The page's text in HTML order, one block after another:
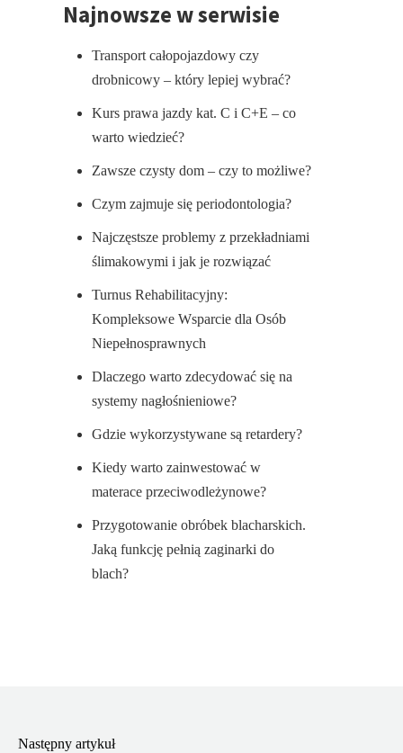
Najnowsze w serwisie
Transport całopojazdowy czy
drobnicowy – który lepiej wybrać?
Kurs prawa jazdy kat. C i C+E – co
warto wiedzieć?
Zawsze czysty dom – czy to możliwe?
Czym zajmuje się periodontologia?
Najczęstsze problemy z przekładniami
ślimakowymi i jak je rozwiązać
Turnus Rehabilitacyjny:
Kompleksowe Wsparcie dla Osób
Niepełnosprawnych
Dlaczego warto zdecydować się na
systemy nagłośnieniowe?
Gdzie wykorzystywane są retardery?
Kiedy warto zainwestować w
materace przeciwodleżynowe?
Przygotowanie obróbek blacharskich.
Jaką funkcję pełnią zaginarki do
blach?
Następny artykuł